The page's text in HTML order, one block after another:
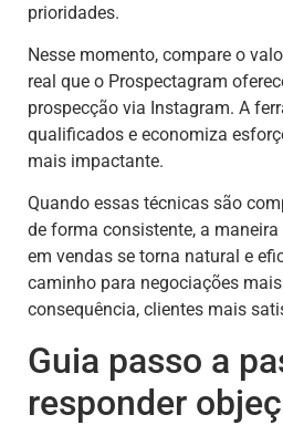
prioridades.
Nesse momento, compare o
real que o Prospectagram
prospecção via Instagram. A
qualificados e economiza
mais impactante.
Quando essas técnicas são
de forma consistente, a
em vendas se torna natural e
caminho para negociações
consequência, clientes mais
Guia passo a
responder